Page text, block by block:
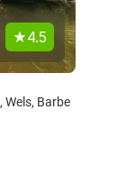
4.5
Wels, Barbe